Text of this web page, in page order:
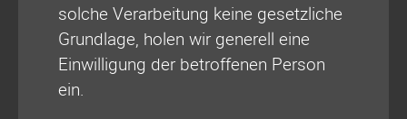
solche Verarbeitung keine gesetzliche
Grundlage, holen wir generell eine
Einwilligung der betroffenen Person
ein.